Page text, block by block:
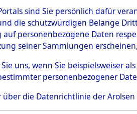
sind Sie persönlich dafür
die schutzwürdigen Belange
auf personenbezogene Daten
seiner Sammlungen
Sie uns, wenn Sie beispielsweiser
personenbezogener
die Datenrichtlinie der Arolsen